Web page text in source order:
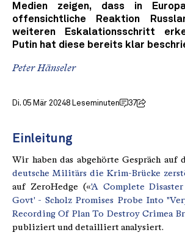
Medien zeigen, dass in
offensichtliche Reaktion
weiteren Eskalationsschritt
Putin hat diese bereits klar
Peter Hänseler
Di. 05 Mär 20248 Leseminuten 37
Einleitung
Wir haben das abgehörte Gespräch auf
deutsche Militärs die Krim-Brücke
auf ZeroHedge («'A Complete
Govt' - Scholz Promises Probe Into
Recording Of Plan To Destroy Crimea
publiziert und detailliert analysiert.